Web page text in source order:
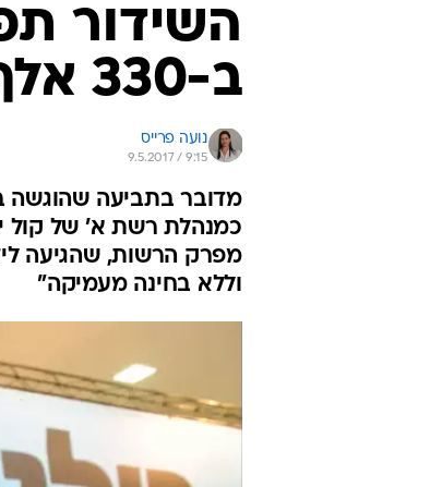
השידור
ב-330 אלף ש'
נועה פרייס
9.5.2017 / 9:15
כמנהלת רשת א' של קול
מפרק הרשות, שהגיעה
וללא בחינה מעמיקה"